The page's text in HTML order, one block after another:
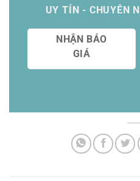
UY TÍN - CHUYÊN
NHẬN BÁO
GIÁ